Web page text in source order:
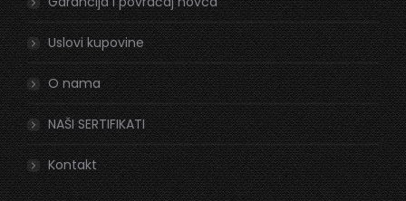
Uslovi kupovine
O nama
NAŠI SERTIFIKATI
Kontakt